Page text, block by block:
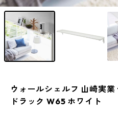
ウォールシェルフ 山崎実
ドラック W65 ホワイト